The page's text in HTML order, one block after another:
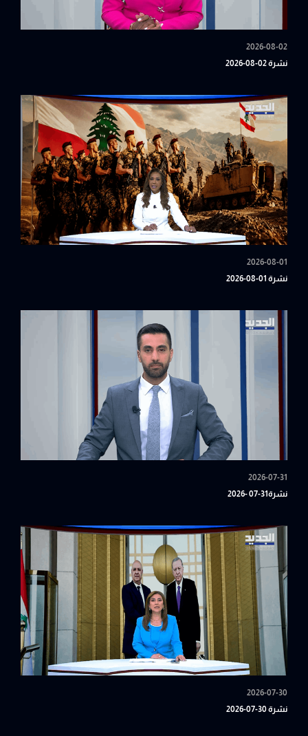
2026-08-02
نشرة 02-08-2026
2026-08-01
نشرة 01-08-2026
2026-07-31
نشرة31-07 -2026
2026-07-30
نشرة 30-07-2026